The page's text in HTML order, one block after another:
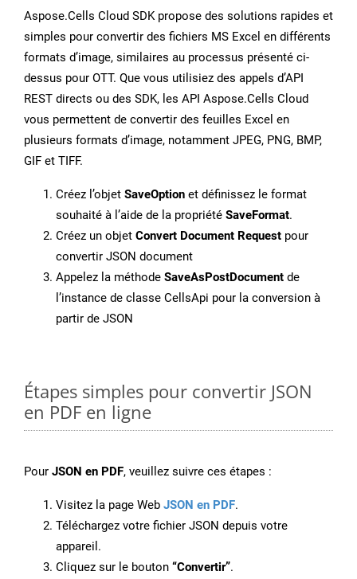
Aspose.Cells Cloud SDK propose des solutions rapides et
simples pour convertir des fichiers MS Excel en différents
formats d’image, similaires au processus présenté ci-
dessus pour OTT. Que vous utilisiez des appels d’API
REST directs ou des SDK, les API Aspose.Cells Cloud
vous permettent de convertir des feuilles Excel en
plusieurs formats d’image, notamment JPEG, PNG, BMP,
GIF et TIFF.
Créez l’objet SaveOption et définissez le format
souhaité à l’aide de la propriété SaveFormat.
Créez un objet Convert Document Request pour
convertir JSON document
Appelez la méthode SaveAsPostDocument de
l’instance de classe CellsApi pour la conversion à
partir de JSON
Étapes simples pour convertir JSON
en PDF en ligne
Pour JSON en PDF, veuillez suivre ces étapes :
Visitez la page Web JSON en PDF.
Téléchargez votre fichier JSON depuis votre
appareil.
Cliquez sur le bouton “Convertir”.